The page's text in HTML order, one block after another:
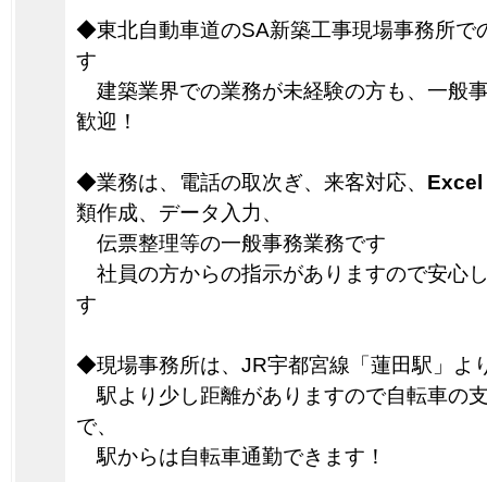
◆東北自動車道のSA新築工事現場事務所で
す
建築業界での業務が未経験の方も、一般
歓迎！
◆業務は、電話の取次ぎ、来客対応、 Excel
類作成、データ入力、
伝票整理等の一般事務業務です
社員の方からの指示がありますので安心
す
◆現場事務所は、JR宇都宮線「蓮田駅」よ
駅より少し距離がありますので自転車の
で、
駅からは自転車通勤できます！